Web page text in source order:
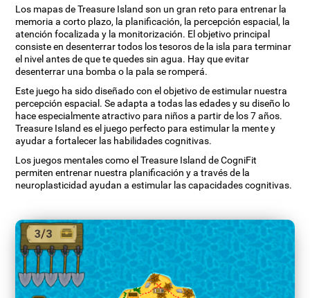
Los mapas de Treasure Island son un gran reto para entrenar la
memoria a corto plazo, la planificación, la percepción espacial, la
atención focalizada y la monitorización. El objetivo principal
consiste en desenterrar todos los tesoros de la isla para terminar
el nivel antes de que te quedes sin agua. Hay que evitar
desenterrar una bomba o la pala se romperá.
Este juego ha sido diseñado con el objetivo de estimular nuestra
percepción espacial. Se adapta a todas las edades y su diseño lo
hace especialmente atractivo para niños a partir de los 7 años.
Treasure Island es el juego perfecto para estimular la mente y
ayudar a fortalecer las habilidades cognitivas.
Los juegos mentales como el Treasure Island de CogniFit
permiten entrenar nuestra planificación y a través de la
neuroplasticidad ayudan a estimular las capacidades cognitivas.